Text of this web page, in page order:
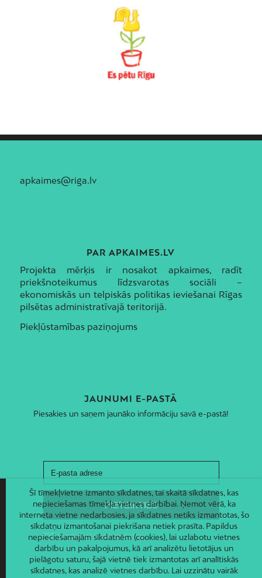
apkaimes@riga.lv
PAR APKAIMES.LV
Projekta mērķis ir nosakot apkaimes, radīt
priekšnoteikumus līdzsvarotas sociāli –
ekonomiskās un telpiskās politikas ieviešanai Rīgas
pilsētas administratīvajā teritorijā.
Piekļūstamības paziņojums
JAUNUMI E-PASTĀ
Piesakies un saņem jaunāko informāciju savā e-pastā!
Šī tīmekļvietne izmanto sīkdatnes, tai skaitā sīkdatnes, kas
nepieciešamas tīmekļa vietnes darbībai. Ņemot vērā, ka
interneta vietne nedarbosies, ja sīkdatnes netiks izmantotas, šo
sīkdatņu izmantošanai piekrišana netiek prasīta. Papildus
nepieciešamajām sīkdatnēm (cookies), lai uzlabotu vietnes
darbību un pakalpojumus, kā arī analizētu lietotājus un
pielāgotu saturu, šajā vietnē tiek izmantotas arī analītiskās
sīkdatnes, kas analizē vietnes darbību. Lai uzzinātu vairāk